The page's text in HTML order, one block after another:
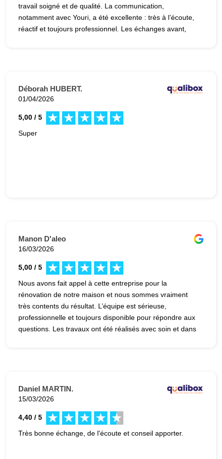
travail soigné et de qualité. La communication,
notamment avec Youri, a été excellente : très à l’écoute,
réactif et toujours professionnel. Les échanges avant,
Déborah HUBERT.
01/04/2026
5,00 / 5
Super
Manon D'aleo
16/03/2026
5,00 / 5
Nous avons fait appel à cette entreprise pour la
rénovation de notre maison et nous sommes vraiment
très contents du résultat. L’équipe est sérieuse,
professionnelle et toujours disponible pour répondre aux
questions. Les travaux ont été réalisés avec soin et dans
Daniel MARTIN.
15/03/2026
4,40 / 5
Très bonne échange, de l'écoute et conseil apporter.